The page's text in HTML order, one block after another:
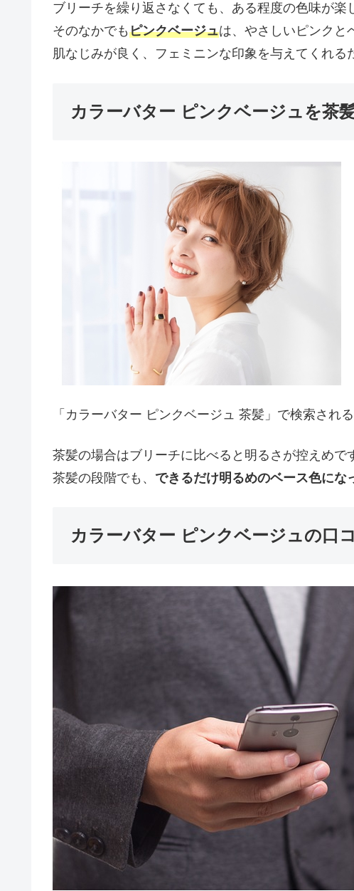
ブリーチを繰り返さなくても、ある程度の色味が楽
そのなかでもピンクベージュは、やさしいピンクと
肌なじみが良く、フェミニンな印象を与えてくれる
カラーバター ピンクベージュを茶
「カラーバター ピンクベージュ 茶髪」で検索され
茶髪の場合はブリーチに比べると明るさが控えめで
茶髪の段階でも、 できるだけ明るめのベース色にな
カラーバター ピンクベージュの口